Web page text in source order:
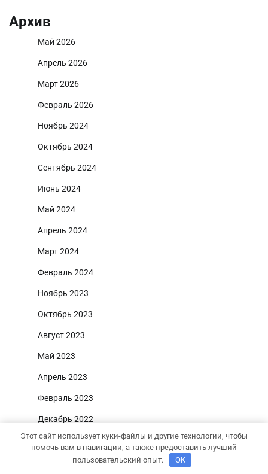
Архив
Май 2026
Апрель 2026
Март 2026
Февраль 2026
Ноябрь 2024
Октябрь 2024
Сентябрь 2024
Июнь 2024
Май 2024
Апрель 2024
Март 2024
Февраль 2024
Ноябрь 2023
Октябрь 2023
Август 2023
Май 2023
Апрель 2023
Февраль 2023
Декабрь 2022
Ноябрь 2022
Октябрь 2022
Этот сайт использует куки-файлы и другие технологии, чтобы
помочь вам в навигации, а также предоставить лучший
пользовательский опыт.
OK